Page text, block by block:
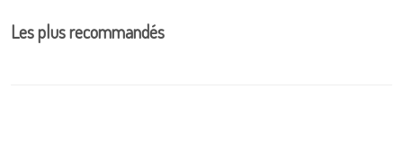
Les plus recommandés